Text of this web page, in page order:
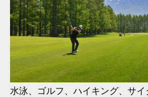
水泳、ゴルフ、ハイキング、サイ